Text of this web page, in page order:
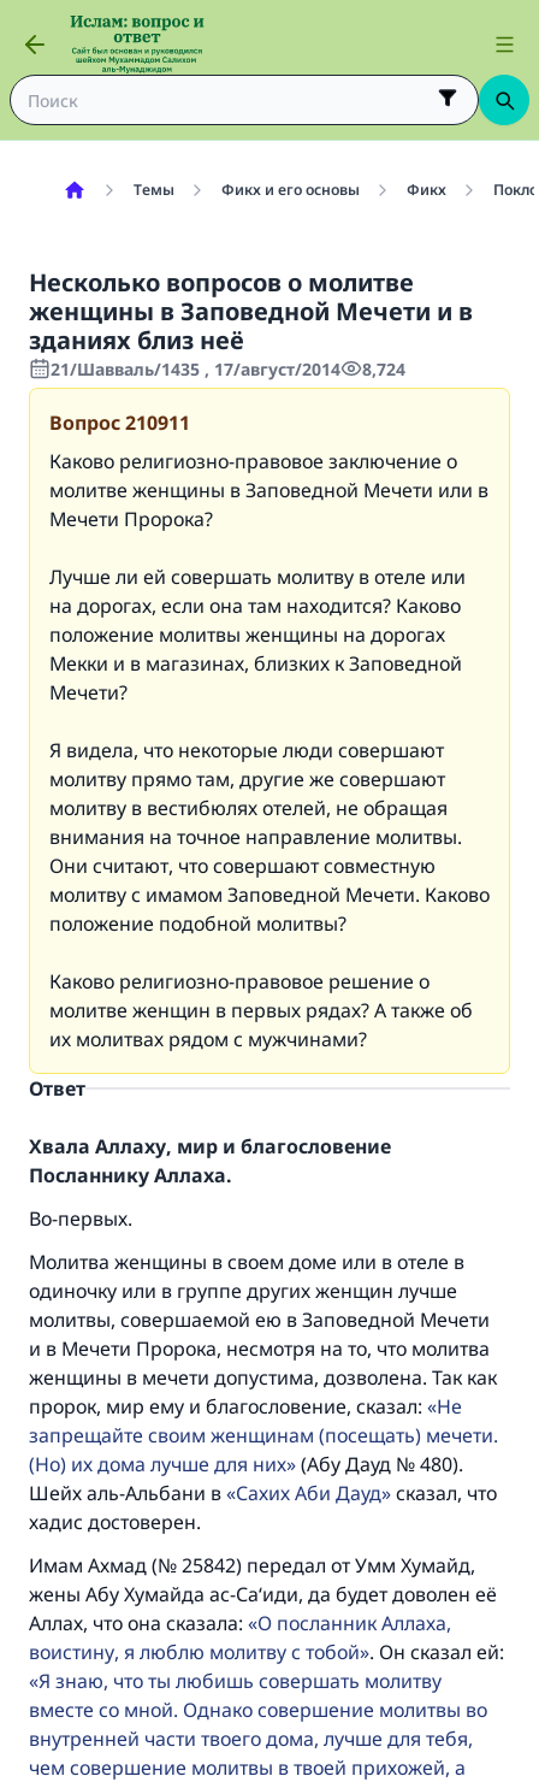
Темы Фикх и его основы Фикх
Несколько вопросов о молитве
женщины в Заповедной Мечети и в
зданиях близ неё
21/Шавваль/1435 , 17/август/2014 8,724
Вопрос210911
Каково религиозно-правовое заключение о
молитве женщины в Заповедной Мечети или в
Мечети Пророка?
Лучше ли ей совершать молитву в отеле или
на дорогах, если она там находится? Каково
положение молитвы женщины на дорогах
Мекки и в магазинах, близких к Заповедной
Мечети?
Я видела, что некоторые люди совершают
молитву прямо там, другие же совершают
молитву в вестибюлях отелей, не обращая
внимания на точное направление молитвы.
Они считают, что совершают совместную
молитву с имамом Заповедной Мечети. Каково
положение подобной молитвы?
Каково религиозно-правовое решение о
молитве женщин в первых рядах? А также об
их молитвах рядом с мужчинами?
Ответ
Хвала Аллаху, мир и благословение
Посланнику Аллаха.
Во-первых.
Молитва женщины в своем доме или в отеле в
одиночку или в группе других женщин лучше
молитвы, совершаемой ею в Заповедной Мечети
и в Мечети Пророка, несмотря на то, что молитва
женщины в мечети допустима, дозволена. Так как
пророк, мир ему и благословение, сказал:
Не
запрещайте своим женщинам (посещать) мечети.
(Но) их дома лучше для них (Абу Дауд № 480).
Шейх аль-Альбани в Сахих Аби Дауд сказал, что
хадис достоверен.
Имам Ахмад (№ 25842) передал от Умм Хумайд,
жены Абу Хумайда ас-Са‘иди, да будет доволен её
Аллах, что она сказала:
О посланник Аллаха,
воистину, я люблю молитву с тобой . Он сказал ей:
Я знаю, что ты любишь совершать молитву
вместе со мной. Однако совершение молитвы во
внутренней части твоего дома, лучше для тебя,
чем совершение молитвы в твоей прихожей, а